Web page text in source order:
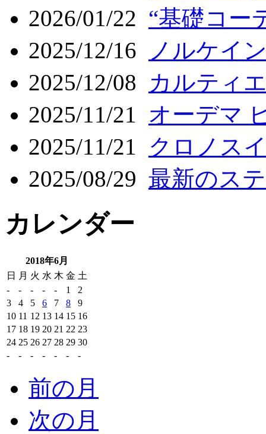
2026/01/22 “基礎コー
2025/12/16
ノルケイ
2025/12/08
カルティ
2025/11/21 オーデマ
2025/11/21 クロノス
2025/08/29 最新のス
カレンダー
2018年6月
日
月 火 水 木 金 土
-
- - - - 1
2
3
4 5 6 7 8
9
10 11 12 13 14 15 16
17 18 19 20 21 22 23
24 25 26 27 28 29 30
-
- - - - - -
前の月
次の月